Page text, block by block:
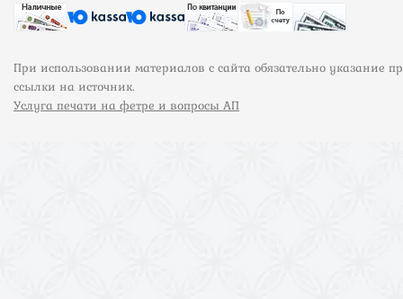
При использовании материалов с сайта обязательно указание
ссылки на источник.
Услуга печати на фетре и вопросы АП